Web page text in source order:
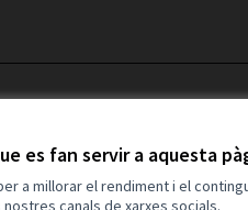
es fan servir a aquesta
a millorar el rendiment i el
canals de xarxes socials.